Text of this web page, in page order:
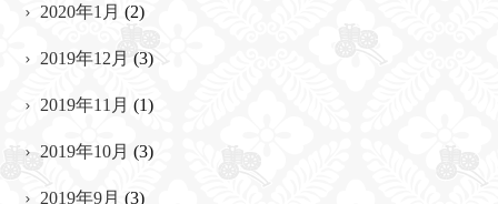
2020年1月 (2)
2019年12月 (3)
2019年11月 (1)
2019年10月 (3)
2019年9月 (3)